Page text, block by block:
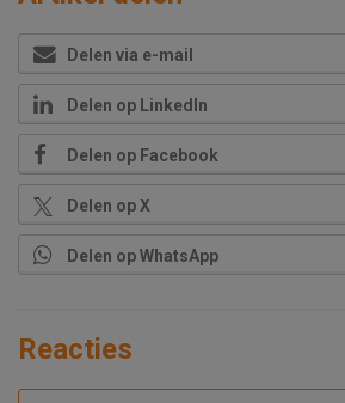
Delen via e-mail
Delen op LinkedIn
Delen op Facebook
Delen op X
Delen op WhatsApp
Reacties